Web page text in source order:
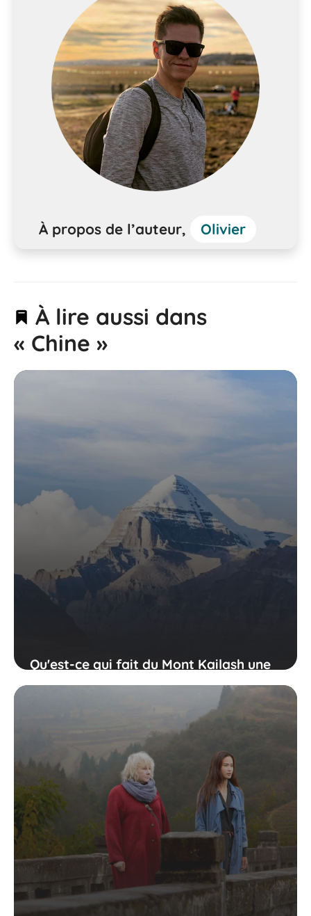
À propos de l’auteur, Olivier
À lire aussi dans
« Chine »
Qu'est-ce qui fait du Mont Kailash une
destination unique ?